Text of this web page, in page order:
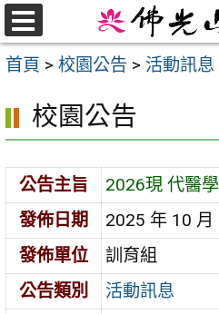
跳
至
主首頁 > 校園公告 > 活動訊息
校園公告
公告主旨
2026現 代醫
發佈日期
2025 年 10 月
發佈單位
訓育組
公告類別
活動訊息
選
單